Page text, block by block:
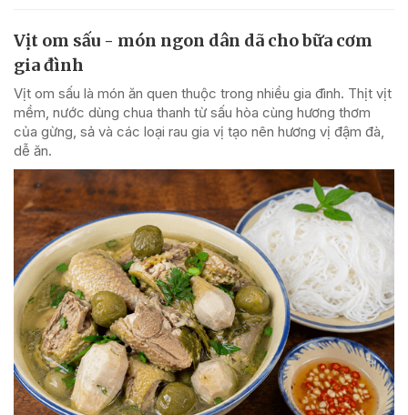
Vịt om sấu - món ngon dân dã cho bữa cơm
gia đình
Vịt om sấu là món ăn quen thuộc trong nhiều gia đình. Thịt vịt
mềm, nước dùng chua thanh từ sấu hòa cùng hương thơm
của gừng, sả và các loại rau gia vị tạo nên hương vị đậm đà,
dễ ăn.